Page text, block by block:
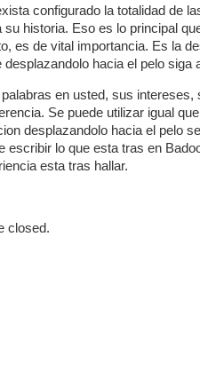
configurado la totalidad de
su historia. Eso es lo principal
es de vital importancia. Es la
desplazandolo hacia el pelo siga
en usted, sus
Se puede utilizar igual
desplazandolo hacia el pelo
escribir lo que esta tras en
esta tras hallar.
closed.